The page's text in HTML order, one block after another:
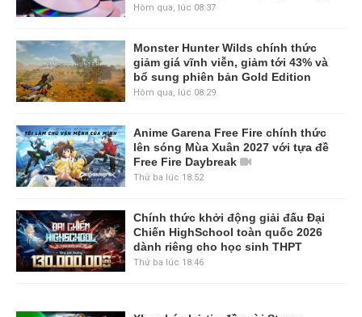
Hôm qua, lúc 08:37
Monster Hunter Wilds chính thức
giảm giá vĩnh viễn, giảm tới 43% và
bổ sung phiên bản Gold Edition
Hôm qua, lúc 08:29
Anime Garena Free Fire chính thức
lên sóng Mùa Xuân 2027 với tựa đề
Free Fire Daybreak
Thứ ba lúc 18:52
Chính thức khởi động giải đấu Đại
Chiến HighSchool toàn quốc 2026
dành riêng cho học sinh THPT
Thứ ba lúc 18:46